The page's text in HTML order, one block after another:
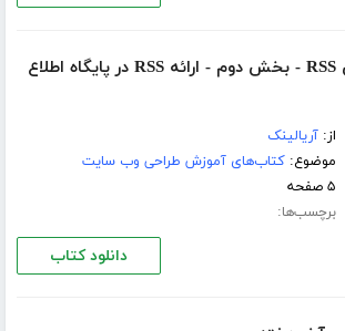
دانلود کتاب آموزش RSS - بخش دوم - ارائه RSS در پایگاه اطلاع
از:آریالینک
موضوع:کتاب‌های آموزش طراحی وب سایت
۵ صفحه
برچسب‌ها:
دانلود کتاب